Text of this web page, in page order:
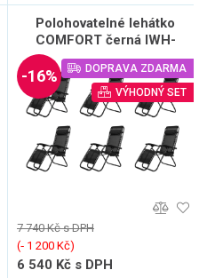
Polohovatelné lehátko
COMFORT černá IWH-
10160010 sada 6ks
DOPRAVA ZDARMA
VÝHODNÝ SET
-16%
7 740 Kč s DPH
(‐ 1 200 Kč)
6 540 Kč s DPH